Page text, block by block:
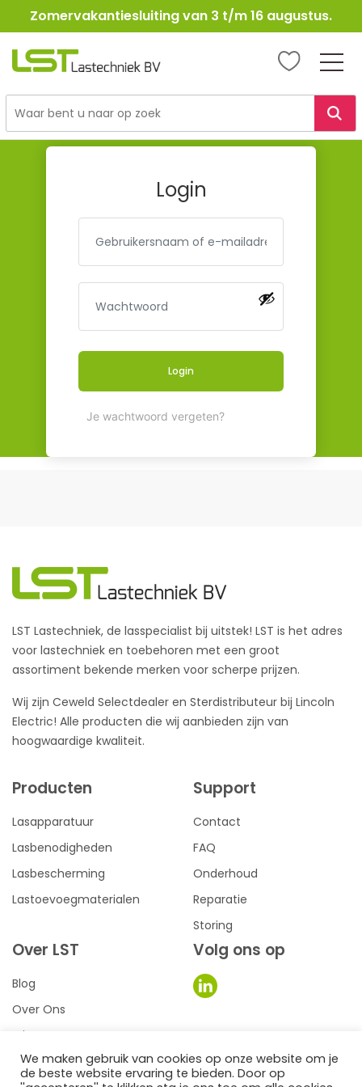
Ga
naar
Zomervakantiesluiting van 3 t/m 16 augustus.
LST
Login
Login
Je wachtwoord vergeten?
LST Lastechniek, de lasspecialist bij uitstek! LST is het adres
voor lastechniek en toebehoren met een groot
assortiment bekende merken voor scherpe prijzen.
Wij zijn Ceweld Selectdealer en Sterdistributeur bij Lincoln
Electric! Alle producten die wij aanbieden zijn van
hoogwaardige kwaliteit.
Producten
Lasapparatuur
Lasbenodigheden
Lasbescherming
Lastoevoegmaterialen
Support
Contact
FAQ
Onderhoud
Reparatie
Storing
Over LST
Blog
Over Ons
Privacy
Voorwaarden
Volg ons op
We maken gebruik van cookies op onze website om je
de beste website ervaring te bieden. Door op